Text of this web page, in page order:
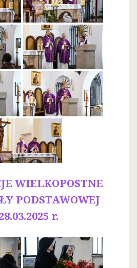
WIELKOPOSTNE
PODSTAWOWEJ
r.